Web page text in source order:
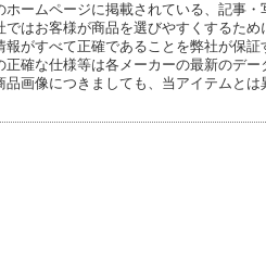
ホームページに掲載されている、記事
ではお客様が商品を選びやすくするた
報がすべて正確であることを弊社が保
正確な仕様等は各メーカーの最新のデ
品画像につきましても、当アイテムと